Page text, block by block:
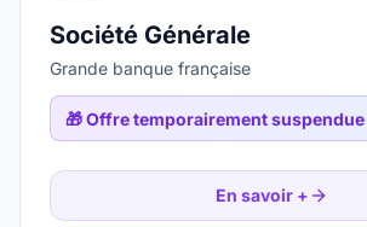
Société Générale
Grande banque française
🎁Offre temporairement suspendue
En savoir +